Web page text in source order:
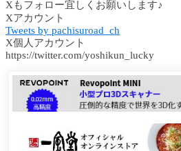
Xもフォロー宜しくお願いします♪
Xアカウント
Tweets by pachisuroad_ch
X個人アカウント
https://twitter.com/yoshikun_lucky